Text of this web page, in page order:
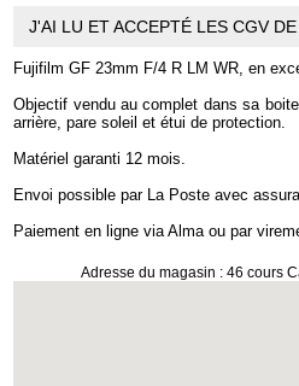
J'AI LU ET ACCEPTÉ LES CGV
Fujifilm GF 23mm F/4 R LM WR, en
Objectif vendu au complet dans sa
arrière, pare soleil et étui de protection.
Matériel garanti 12 mois.
Envoi possible par La Poste avec
Paiement en ligne via Alma ou par
Adresse du magasin : 46 cours